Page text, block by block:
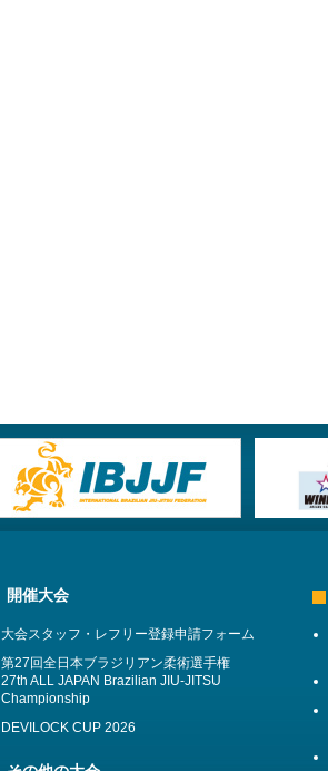
開催大会
大会スタッフ・レフリー登録申請フォーム
第27回全日本ブラジリアン柔術選手権
27th ALL JAPAN Brazilian JIU-JITSU
Championship
DEVILOCK CUP 2026